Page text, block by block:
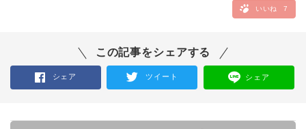
いいね 7
この記事をシェアする
シェア ツイート シェア